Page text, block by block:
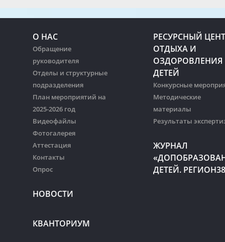
О НАС
Обращение
руководителя
Отделы и структурные
подразделения
План мероприятий на
2025-2026 год
Видеофайлы
Фотогалерея
Аттестация
Контакты
Опрос
НОВОСТИ
РЕСУРСНЫЙ
ОТДЫХА И
ОЗДОРОВЛЕНИЯ
ДЕТЕЙ
Конкурсные
Методические
материалы
Результаты
ЖУРНАЛ
ДЕТЕЙ.
КВАНТОРИУМ